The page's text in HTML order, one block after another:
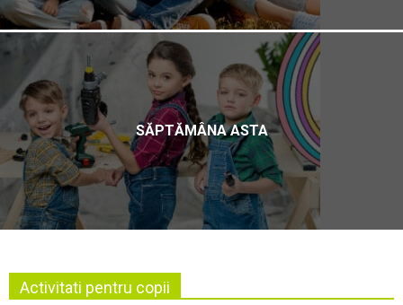
SĂPTĂMÂNA ASTA
Activitati pentru copii